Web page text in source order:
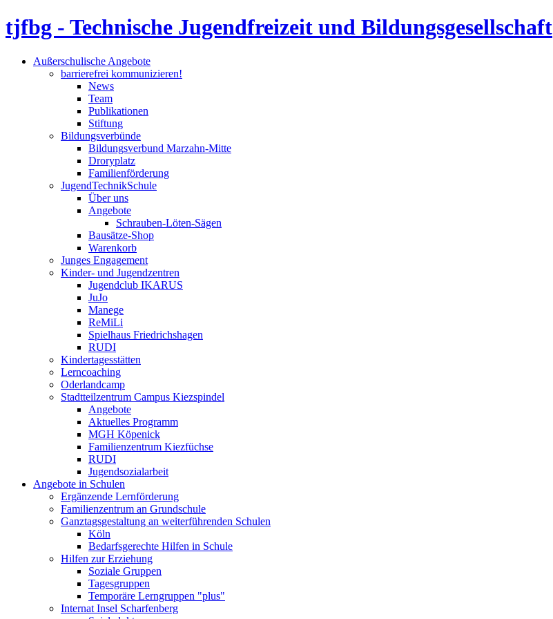
tjfbg - Technische Jugendfreizeit und Bildungsgesellschaft
Außerschulische Angebote
barrierefrei kommunizieren!
News
Team
Publikationen
Stiftung
Bildungsverbünde
Bildungsverbund Marzahn-Mitte
Droryplatz
Familienförderung
JugendTechnikSchule
Über uns
Angebote
Schrauben-Löten-Sägen
Bausätze-Shop
Warenkorb
Junges Engagement
Kinder- und Jugendzentren
Jugendclub IKARUS
JuJo
Manege
ReMiLi
Spielhaus Friedrichshagen
RUDI
Kindertagesstätten
Lerncoaching
Oderlandcamp
Stadtteilzentrum Campus Kiezspindel
Angebote
Aktuelles Programm
MGH Köpenick
Familienzentrum Kiezfüchse
RUDI
Jugendsozialarbeit
Angebote in Schulen
Ergänzende Lernförderung
Familienzentrum an Grundschule
Ganztagsgestaltung an weiterführenden Schulen
Köln
Bedarfsgerechte Hilfen in Schule
Hilfen zur Erziehung
Soziale Gruppen
Tagesgruppen
Temporäre Lerngruppen "plus"
Internat Insel Scharfenberg